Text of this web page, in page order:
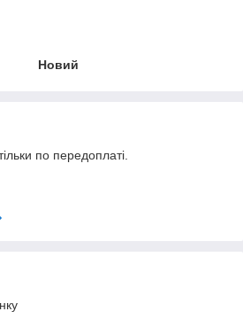
Новий
по передоплаті.